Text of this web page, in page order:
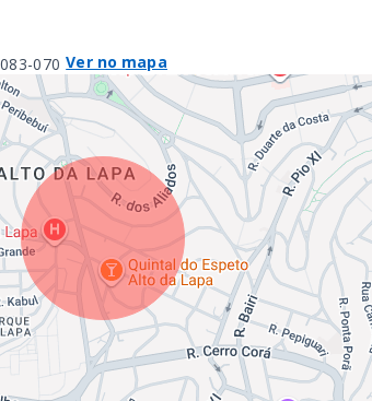
070 Ver no mapa